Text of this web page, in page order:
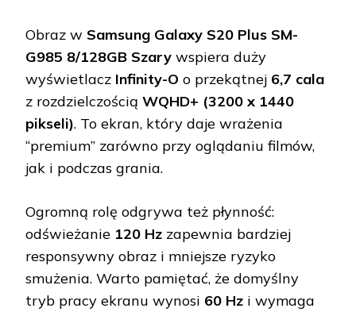
Obraz w Samsung Galaxy S20 Plus SM-
G985 8/128GB Szary wspiera duży
wyświetlacz Infinity-O o przekątnej 6,7 cala
z rozdzielczością WQHD+ (3200 x 1440
pikseli). To ekran, który daje wrażenia
“premium” zarówno przy oglądaniu filmów,
jak i podczas grania.
Ogromną rolę odgrywa też płynność:
odświeżanie 120 Hz zapewnia bardziej
responsywny obraz i mniejsze ryzyko
smużenia. Warto pamiętać, że domyślny
tryb pracy ekranu wynosi 60 Hz i wymaga